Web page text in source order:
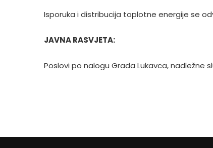
Isporuka i distribucija toplotne energije se
JAVNA RASVJETA:
Poslovi po nalogu Grada Lukavca, nadležne